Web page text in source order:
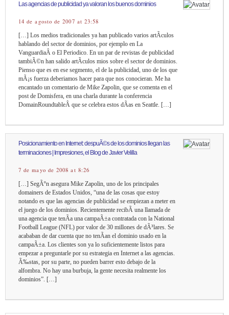
Las agencias de publicidad ya valoran los buenos dominios
14 de agosto de 2007 at 23:58
[…] Los medios tradicionales ya han publicado varios artÃ­culos
hablando del sector de dominios, por ejemplo en La
VanguardiaÂ o El Periodico. En un par de revistas de publicidad
tambiÃ©n han salido artÃ­culos mios sobre el sector de dominios.
Pienso que es en ese segmento, el de la publicidad, uno de los que
mÃ¡s fuerza deberiamos hacer para que nos conocieran. Me ha
encantado un comentario de Mike Zapolin, que se comenta en el
post de Domisfera, en una charla durante la conferencia
DomainRoundtableÂ que se celebra estos dÃ­as en Seattle. […]
Posicionamiento en Internet: despuÃ©s de los dominios llegan las
terminaciones | Impresiones, el Blog de Javier Velilla
7 de mayo de 2008 at 8:26
[…] SegÃºn asegura Mike Zapolin, uno de los principales
domainers de Estados Unidos, “una de las cosas que estoy
notando es que las agencias de publicidad se empiezan a meter en
el juego de los dominios. Recientemente recibÃ­ una llamada de
una agencia que tenÃ­a una campaÃ±a contratada con la National
Football League (NFL) por valor de 30 millones de dÃ³lares. Se
acababan de dar cuenta que no tenÃ­an el dominio usado en la
campaÃ±a. Los clientes son ya lo suficientemente listos para
empezar a preguntarle por su estrategia en Internet a las agencias.
Ã‰stas, por su parte, no pueden barrer esto debajo de la
alfombra. No hay una burbuja, la gente necesita realmente los
dominios”. […]